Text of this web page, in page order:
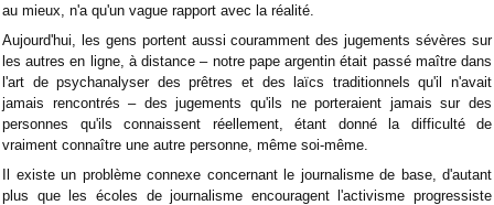
au mieux, n'a qu'un vague rapport avec la réalité.
Aujourd'hui, les gens portent aussi couramment des jugements sévères sur
les autres en ligne, à distance – notre pape argentin était passé maître dans
l'art de psychanalyser des prêtres et des laïcs traditionnels qu'il n'avait
jamais rencontrés – des jugements qu'ils ne porteraient jamais sur des
personnes qu'ils connaissent réellement, étant donné la difficulté de
vraiment connaître une autre personne, même soi-même.
Il existe un problème connexe concernant le journalisme de base, d'autant
plus que les écoles de journalisme encouragent l'activisme progressiste